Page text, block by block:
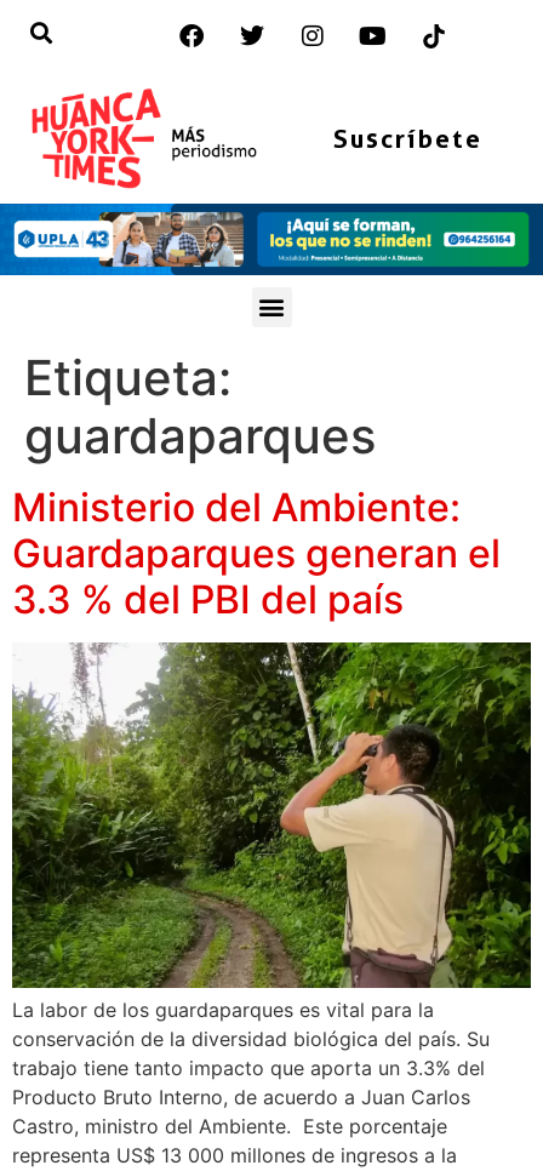
Suscríbete
Etiqueta:
guardaparques
Ministerio del Ambiente:
Guardaparques generan el
3.3 % del PBI del país
La labor de los guardaparques es vital para la
conservación de la diversidad biológica del país. Su
trabajo tiene tanto impacto que aporta un 3.3% del
Producto Bruto Interno, de acuerdo a Juan Carlos
Castro, ministro del Ambiente. Este porcentaje
representa US$ 13 000 millones de ingresos a la